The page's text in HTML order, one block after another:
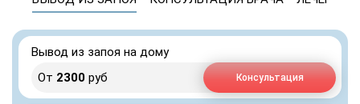
Вывод из запоя на дому
От 2300 руб Консультация